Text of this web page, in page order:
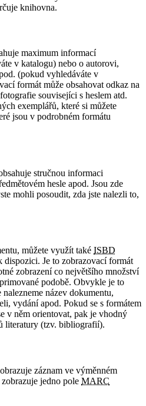
knihovna.
maximum informací
v katalogu) nebo o autorovi,
(pokud vyhledáváte v
formát může obsahovat odkaz na
souvisejíci s heslem atd.
exemplářů, které si můžete
jsou v podrobném formátu
stručnou informaci
hesle apod. Jsou zde
mohli posoudit, zda jste nalezli to,
můžete využít také ISBD
Je to zobrazovací formát
zobrazení co největšího množství
podobě. Obvykle je to
název dokumentu,
vydání apod. Pokud se s formátem
v něm orientovat, pak je vhodný
literatury (tzv. bibliografií).
záznam ve výměnném
jedno pole MARC